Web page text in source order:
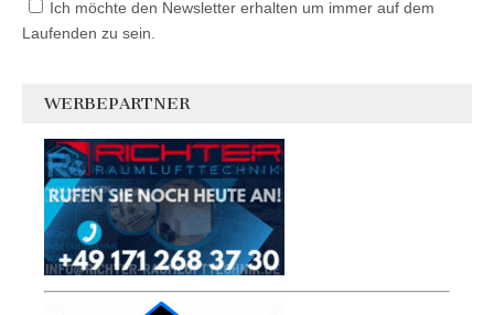
Ich möchte den Newsletter erhalten um immer auf dem
Laufenden zu sein.
WERBEPARTNER